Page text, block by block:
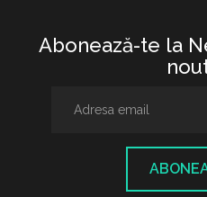
Abonează-te la